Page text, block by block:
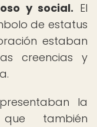
y social. El
de estatus
estaban
creencias y
la
también